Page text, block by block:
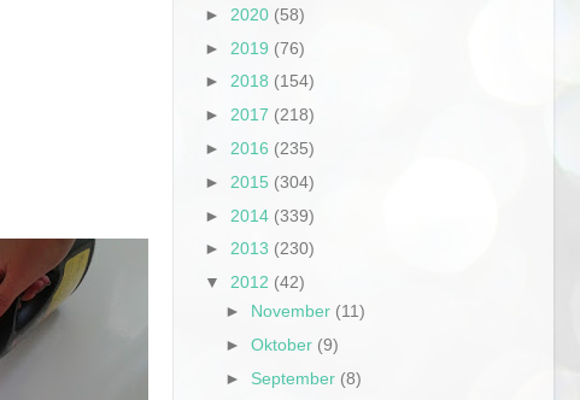
► 2020 (58)
► 2019 (76)
► 2018 (154)
► 2017 (218)
► 2016 (235)
► 2015 (304)
► 2014 (339)
► 2013 (230)
▼ 2012 (42)
► November (11)
►Oktober (9)
► September (8)